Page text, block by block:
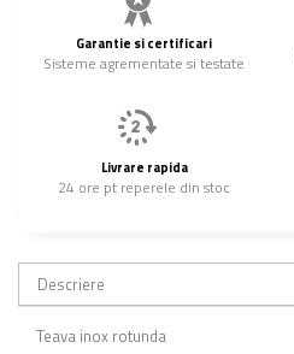
Garantie si certificari
Sisteme agrementate si testate
Livrare rapida
24 ore pt reperele din stoc
Descriere
Teava inox rotunda